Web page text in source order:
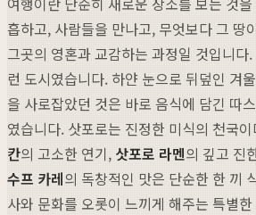
흡하고, 사람들을 만나고, 무엇보다 그 땅
그곳의 영혼과 교감하는 과정일 것입니다
런 도시였습니다. 하얀 눈으로 뒤덮인 겨
을 사로잡았던 것은 바로 음식에 담긴 따
였습니다. 삿포로는 진정한 미식의 천국이
칸의 고소한 연기, 삿포로 라멘의 깊고 진
수프 카레의 독창적인 맛은 단순한 한 끼
사와 문화를 오롯이 느끼게 해주는 특별